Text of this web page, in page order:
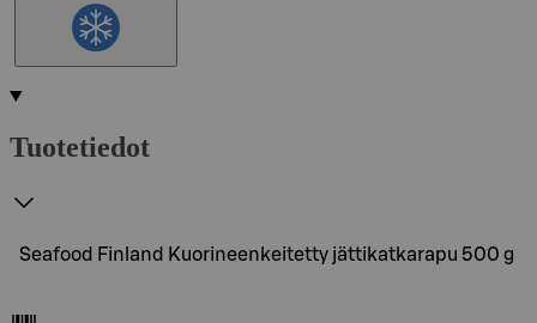
Tuotetiedot
Seafood Finland Kuorineenkeitetty jättikatkarapu 500 g